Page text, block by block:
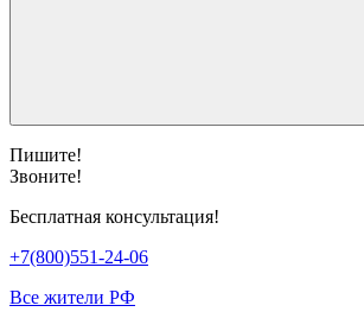
Пишите!
Звоните!
Бесплатная консультация!
+7(800)551-24-06
Все жители РФ